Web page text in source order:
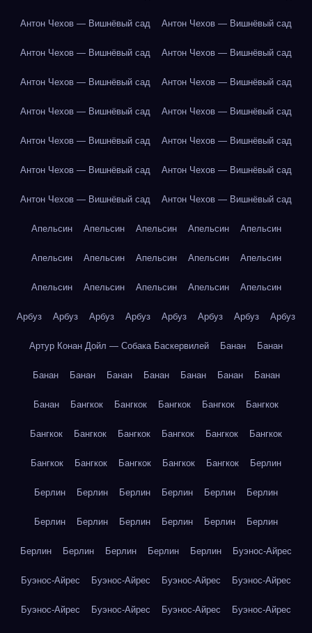
Антон Чехов — Вишнёвый сад Антон Чехов — Вишнёвый сад
Антон Чехов — Вишнёвый сад Антон Чехов — Вишнёвый сад
Антон Чехов — Вишнёвый сад Антон Чехов — Вишнёвый сад
Антон Чехов — Вишнёвый сад Антон Чехов — Вишнёвый сад
Антон Чехов — Вишнёвый сад Антон Чехов — Вишнёвый сад
Антон Чехов — Вишнёвый сад Антон Чехов — Вишнёвый сад
Антон Чехов — Вишнёвый сад Антон Чехов — Вишнёвый сад
Апельсин Апельсин Апельсин Апельсин Апельсин
Апельсин Апельсин Апельсин Апельсин Апельсин
Апельсин Апельсин Апельсин Апельсин Апельсин
Арбуз Арбуз Арбуз Арбуз Арбуз Арбуз Арбуз Арбуз
Артур Конан Дойл — Собака Баскервилей Банан Банан
Банан Банан Банан Банан Банан Банан Банан
Банан Бангкок Бангкок Бангкок Бангкок Бангкок
Бангкок Бангкок Бангкок Бангкок Бангкок Бангкок
Бангкок Бангкок Бангкок Бангкок Бангкок Берлин
Берлин Берлин Берлин Берлин Берлин Берлин
Берлин Берлин Берлин Берлин Берлин Берлин
Берлин Берлин Берлин Берлин Берлин Буэнос-Айрес
Буэнос-Айрес Буэнос-Айрес Буэнос-Айрес Буэнос-Айрес
Буэнос-Айрес Буэнос-Айрес Буэнос-Айрес Буэнос-Айрес